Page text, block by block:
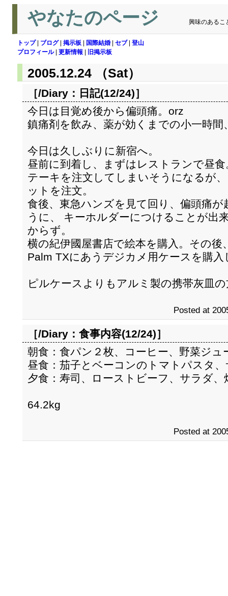
やなたのページ 興味のあるこ
トップ| ブログ| 掲示板 国際結婚 セブ| 登山
プロフィール| 更新情報 旧掲示板
2005.12.24 （Sat）
［/Diary： 日記(12/24)］
今日は目覚め後から偏頭痛。orz
鎮痛剤を飲み、薬が効くまでの小一時間
今日は久しぶりに新宿へ。
昼前に到着し、まずはレストランで昼
テーキを注文してしまいそうになるが
ットを注文。
食後、東急ハンズを見て回り、偏頭痛
うに、 キーホルダーにつけることが出
からず。
横の紀伊國屋書店で絵本を購入。その
Palm TXにあうデジカメ用ケースを購入
ピルケースよりもアルミ製の携帯灰皿
Posted at
［/Diary： 食事内容(12/24)］
朝食：食パン２枚、コーヒー、野菜ジュ
昼食：茄子とベーコンのトマトパスタ
夕食：寿司、ローストビーフ、サラダ
64.2kg
Posted at